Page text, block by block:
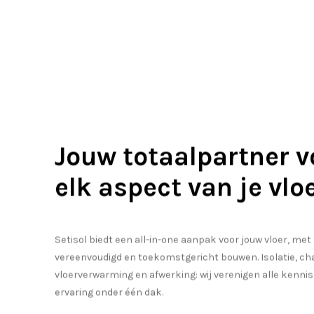
Jouw totaalpartner
elk aspect van je
Setisol biedt een all-in-one aanpak voor jouw vloer, met
vereenvoudigd en toekomstgericht bouwen. Isolatie,
vloerverwarming en afwerking: wij verenigen alle
ervaring onder één dak.